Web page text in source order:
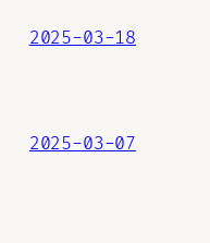
2025-03-18
2025-03-07